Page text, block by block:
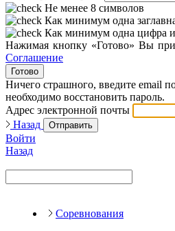
Не менее 8 символов
Как минимум одна
Как минимум одна цифра
Нажимая кнопку «Готово» Вы
Соглашение
Готово
Ничего страшного, введите email
необходимо восстановить пароль.
Адрес электронной почты
Назад
Отправить
Войти
Назад
Соревнования